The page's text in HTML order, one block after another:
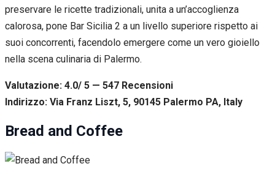
preservare le ricette tradizionali, unita a un’accoglienza
calorosa, pone Bar Sicilia 2 a un livello superiore rispetto ai
suoi concorrenti, facendolo emergere come un vero gioiello
nella scena culinaria di Palermo.
Valutazione: 4.0/ 5 — 547 Recensioni
Indirizzo: Via Franz Liszt, 5, 90145 Palermo PA, Italy
Bread and Coffee